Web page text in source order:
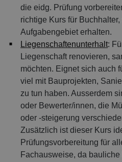
die eidg. Prüfung
richtige Kurs für
Aufgabengebiet erhalten.
Liegenschaftenunterhalt:
Liegenschaft renovieren,
möchten. Eignet sich auch
viel mit Bauprojekten,
zu tun haben. Ausserdem
oder Bewerter/innen, die
oder -steigerung
Zusätzlich ist dieser Kurs
Prüfungsvorbereitung für
Fachausweise, da